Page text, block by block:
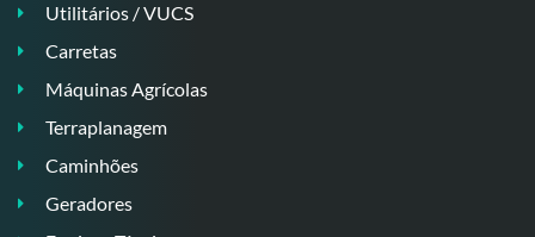
Utilitários / VUCS
Carretas
Máquinas Agrícolas
Terraplanagem
Caminhões
Geradores